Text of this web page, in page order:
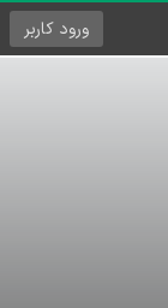
ورود کاربر